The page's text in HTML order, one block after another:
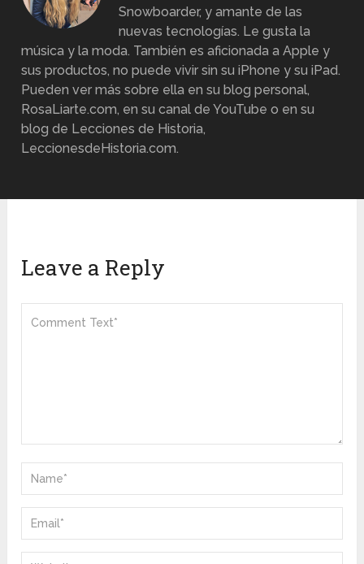
Snowboarder, y amante de las
nuevas tecnologías. Le gusta la
música y la moda. También es aficionada a Apple y
sus productos, no puede vivir sin su iPhone y su iPad.
Pueden ver más sobre ella en su blog personal,
RosaLiarte.com, en su canal de YouTube o en su
blog de Lecciones de Historia,
LeccionesdeHistoria.com.
Leave a Reply